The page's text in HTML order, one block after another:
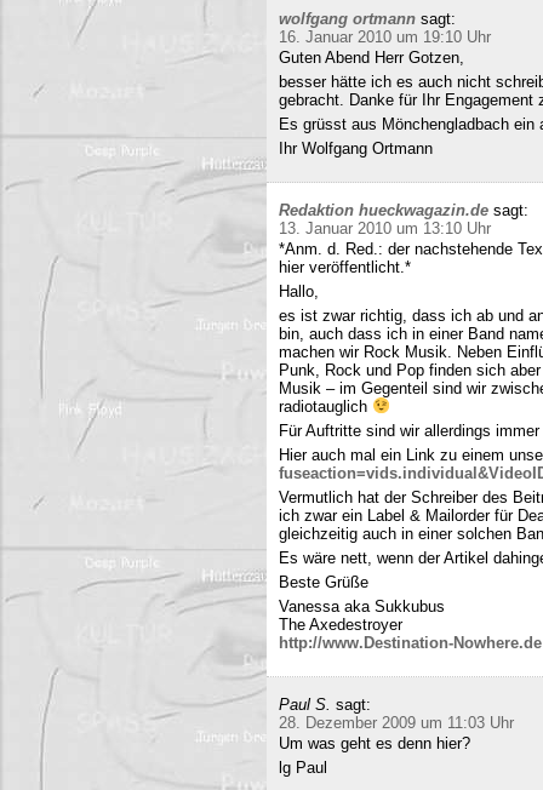
wolfgang ortmann sagt:
16. Januar 2010 um 19:10 Uhr
Guten Abend Herr Gotzen,
besser hätte ich es auch nicht
gebracht. Danke für Ihr Engagement
Es grüsst aus Mönchengladbach ein
Ihr Wolfgang Ortmann
Redaktion hueckwagazin.de sagt:
13. Januar 2010 um 13:10 Uhr
*Anm. d. Red.: der nachstehende
hier veröffentlicht.*
Hallo,
es ist zwar richtig, dass ich ab und
bin, auch dass ich in einer Band
machen wir Rock Musik. Neben
Punk, Rock und Pop finden sich
Musik – im Gegenteil sind wir
radiotauglich
Für Auftritte sind wir allerdings
Hier auch mal ein Link zu einem
Vermutlich hat der Schreiber des
ich zwar ein Label & Mailorder für
gleichzeitig auch in einer solchen
Es wäre nett, wenn der Artikel
Beste Grüße
Vanessa aka Sukkubus
The Axedestroyer
http://www.Destination-Nowhere.de
Paul S. sagt:
28. Dezember 2009 um 11:03 Uhr
Um was geht es denn hier?
lg Paul